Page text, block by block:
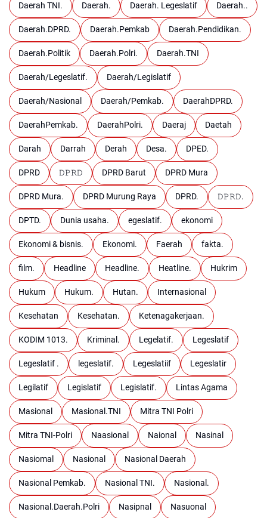
Daerah TNI. Daerah. Daerah. Legeslatif Daerah..
Daerah.DPRD. Daerah.Pemkab Daerah.Pendidikan.
Daerah.Politik Daerah.Polri. Daerah.TNI
Daerah/Legeslatif. Daerah/Legislatif
Daerah/Nasional Daerah/Pemkab. DaerahDPRD.
DaerahPemkab. DaerahPolri. Daeraj Daetah
Darah Darrah Derah Desa. DPED.
DPRD 𝙳𝙿𝚁𝙳 DPRD Barut DPRD Mura
DPRD Mura. DPRD Murung Raya DPRD. 𝙳𝙿𝚁𝙳.
DPTD. Dunia usaha. egeslatif. ekonomi
Ekonomi & bisnis. Ekonomi. Faerah fakta.
film. Headline Headline. Heatline. Hukrim
Hukum Hukum. Hutan. Internasional
Kesehatan Kesehatan. Ketenagakerjaan.
KODIM 1013. Kriminal. Legelatif. Legeslatif
Legeslatif . legeslatif. Legeslatiif Legeslatir
Legilatif Legislatif Legislatif. Lintas Agama
Masional Masional.TNI Mitra TNI Polri
Mitra TNI-Polri Naasional Naional Nasinal
Nasiomal Nasional Nasional Daerah
Nasional Pemkab. Nasional TNI. Nasional.
Nasional.Daerah.Polri Nasipnal Nasuonal